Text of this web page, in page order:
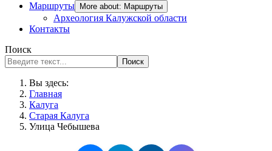
Маршруты
More about: Маршруты
Археология Калужской области
Контакты
Поиск
Поиск
Вы здесь:
Главная
Калуга
Старая Калуга
Улица Чебышева